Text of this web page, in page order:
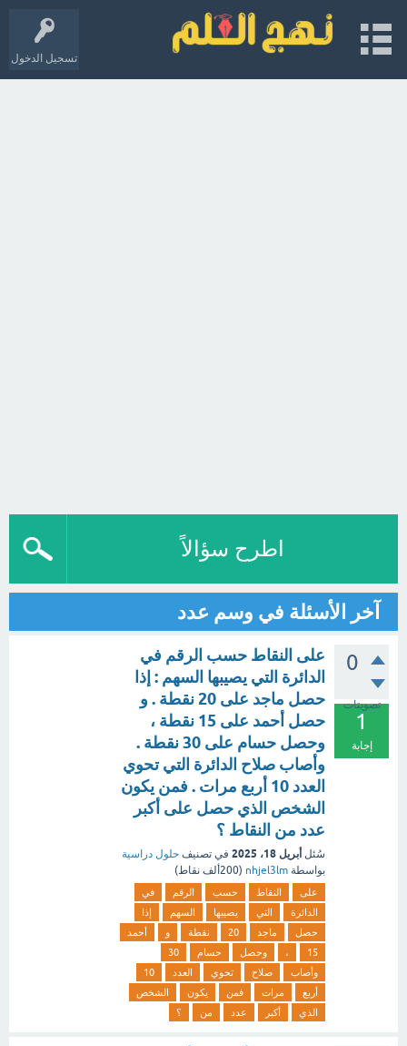
تسجيل الدخول
اطرح سؤالاً
آخر الأسئلة في وسم عدد
0
تصويتات
1
إجابة
على النقاط حسب الرقم في
الدائرة التي يصيبها السهم : إذا
حصل ماجد على 20 نقطة . و
حصل أحمد على 15 نقطة ،
وحصل حسام على 30 نقطة .
وأصاب صلاح الدائرة التي تحوي
العدد 10 أربع مرات . فمن يكون
الشخص الذي حصل على أكبر
عدد من النقاط ؟
سُئل أبريل 18، 2025 في تصنيف حلول دراسية
بواسطة nhjel3lm
(200ألف نقاط)
على النقاط حسب الرقم
في
الدائرة
التي يصيبها السهم
إذا
حصل
ماجد 20 نقطة و
أحمد
15
، وحصل حسام
30
وأصاب
صلاح تحوي العدد
10
أربع
مرات فمن يكون
الشخص
الذي
أكبر عدد من ؟